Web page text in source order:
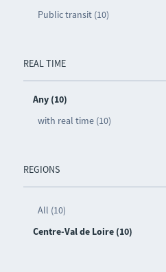
Public transit (10)
REAL TIME
Any (10)
with real time (10)
REGIONS
All (10)
Centre-Val de Loire (10)